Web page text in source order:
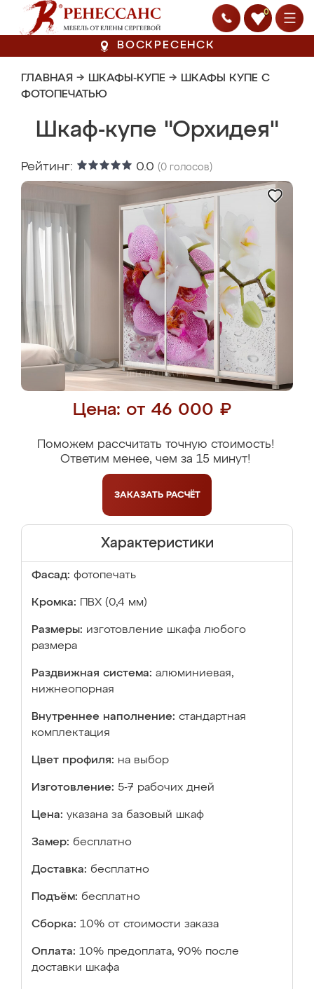
0
ВОСКРЕСЕНСК
ГЛАВНАЯ → ШКАФЫ-КУПЕ → ШКАФЫ КУПЕ С
ФОТОПЕЧАТЬЮ
Шкаф-купе "Орхидея"
Рейтинг: 0.0 (0 голосов)
Цена: от 46 000 ₽
Поможем рассчитать точную стоимость!
Ответим менее, чем за 15 минут!
ЗАКАЗАТЬ РАСЧЁТ
Характеристики
Фасад: фотопечать
Кромка: ПВХ (0,4 мм)
Размеры: изготовление шкафа любого
размера
Раздвижная система: алюминиевая,
нижнеопорная
Внутреннее наполнение: стандартная
комплектация
Цвет профиля: на выбор
Изготовление: 5-7 рабочих дней
Цена: указана за базовый шкаф
Замер: бесплатно
Доставка: бесплатно
Подъём: бесплатно
Сборка: 10% от стоимости заказа
Оплата: 10% предоплата, 90% после
доставки шкафа